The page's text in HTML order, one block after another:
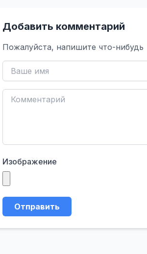
Добавить комментарий
Пожалуйста, напишите что-нибудь
Изображение
Отправить